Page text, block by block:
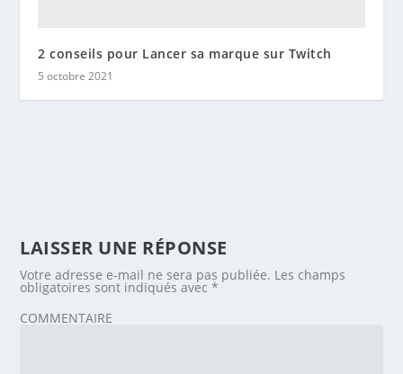
2 conseils pour Lancer sa marque sur Twitch
5 octobre 2021
LAISSER UNE RÉPONSE
Votre adresse e-mail ne sera pas publiée. Les champs
obligatoires sont indiqués avec*
COMMENTAIRE